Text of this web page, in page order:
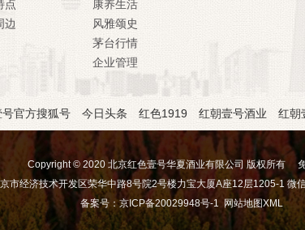
点
边
康养生活
风雅颂史
茅台行情
企业管理
官方搜狐号 今日头条 红色1919 红朝壹号酒业 红朝
Copyright © 2020 北京红色壹号华夏酒业有限公司 版权所有
市经济技术开发区荣华中路8号院2号楼力宝大厦A座12层1205-1 微
备案号：京ICP备20029948号-1 网站地图XML